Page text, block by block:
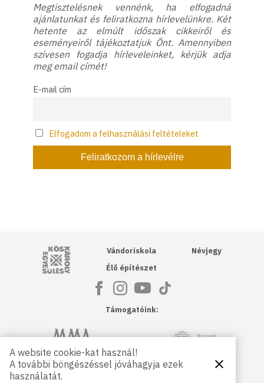
Megtisztelésnek vennénk, ha elfogadná
ajánlatunkat és feliratkozna hírlevelünkre. Két
hetente az elmúlt időszak cikkeiről és
eseményeiről tájékoztatjuk Önt. Amennyiben
szívesen fogadja hírleveleinket, kérjük adja
meg email címét!
E-mail cím
Elfogadom a felhasználási feltételeket
Kós Károly Egyesülés
Vándoriskola
Élő építészet
Névjegy
Támogatóink:
Magyar Művészeti Akadémia NKA
Petőfi Kulturális Ügynökség
A website cookie-kat használ!
A további böngészéssel jóváhagyja ezek
használatát.
Bezárás